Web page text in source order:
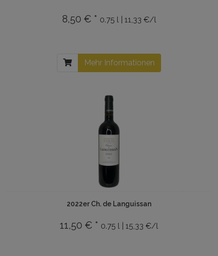
8,50 € * 0.75 l | 11,33 €/l
Mehr Informationen
2022er Ch. de Languissan
11,50 € * 0.75 l | 15,33 €/l